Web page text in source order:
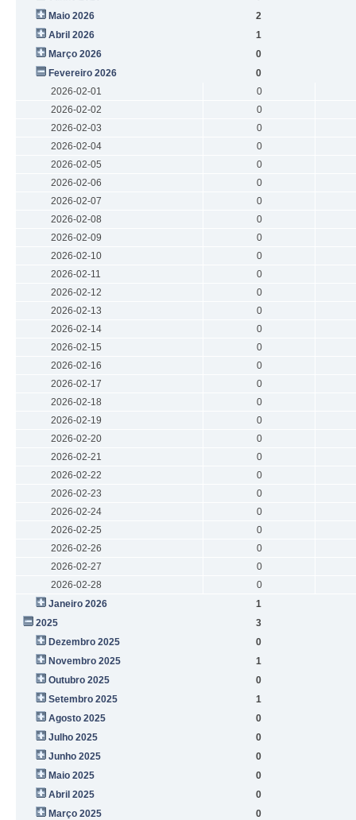
Maio 2026
2
Abril 2026
1
Março 2026
0
Fevereiro 2026
0
2026-02-01
0
2026-02-02
0
2026-02-03
0
2026-02-04
0
2026-02-05
0
2026-02-06
0
2026-02-07
0
2026-02-08
0
2026-02-09
0
2026-02-10
0
2026-02-11
0
2026-02-12
0
2026-02-13
0
2026-02-14
0
2026-02-15
0
2026-02-16
0
2026-02-17
0
2026-02-18
0
2026-02-19
0
2026-02-20
0
2026-02-21
0
2026-02-22
0
2026-02-23
0
2026-02-24
0
2026-02-25
0
2026-02-26
0
2026-02-27
0
2026-02-28
0
Janeiro 2026
1
2025
3
Dezembro 2025
0
Novembro 2025
1
Outubro 2025
0
Setembro 2025
1
Agosto 2025
0
Julho 2025
0
Junho 2025
0
Maio 2025
0
Abril 2025
0
Março 2025
0